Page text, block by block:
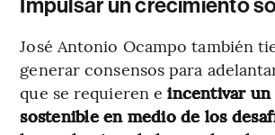
Impulsar un crecimiento
José Antonio Ocampo también
generar consensos para
que se requieren eincentivar
sostenible en medio de los